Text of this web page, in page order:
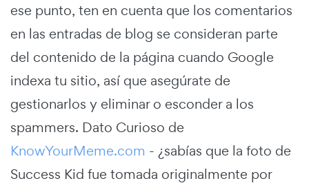
ese punto, ten en cuenta que los comentarios
en las entradas de blog se consideran parte
del contenido de la página cuando Google
indexa tu sitio, así que asegúrate de
gestionarlos y eliminar o esconder a los
spammers. Dato Curioso de
KnowYourMeme.com - ¿sabías que la foto de
Success Kid fue tomada originalmente por